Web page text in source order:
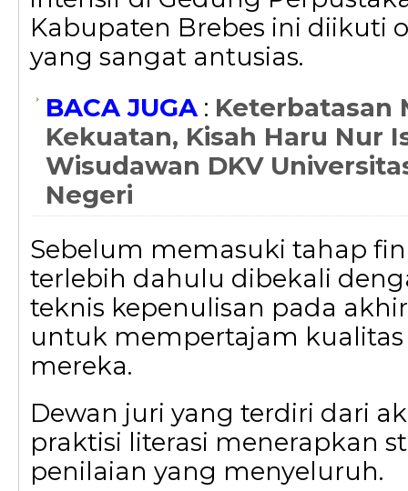
Kabupaten Brebes ini diikuti
yang sangat antusias.
BACA JUGA: Keterbatasan
Kekuatan, Kisah Haru Nur
Wisudawan DKV
Negeri
Sebelum memasuki tahap
terlebih dahulu dibekali
teknis kepenulisan pada
untuk mempertajam kualitas
mereka.
Dewan juri yang terdiri dari
praktisi literasi menerapkan
penilaian yang menyeluruh.